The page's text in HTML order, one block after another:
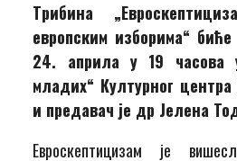
Tрибина
европским изборима“
24. априла у 19 часовa
младих“ Културног
и предавач је др Јелена
Евроскептицизам је